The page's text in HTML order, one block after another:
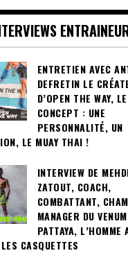
ENTRETIEN AVEC
DEFRETIN LE
D’OPEN THE WAY, LE
CONCEPT : UNE
PERSONNALITÉ, UN
LE MUAY THAI !
INTERVIEW DE
ZATOUT, COACH,
COMBATTANT,
MANAGER DU
PATTAYA, L’HOMME
CASQUETTES